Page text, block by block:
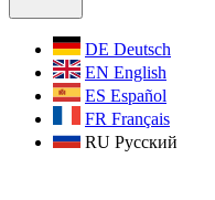
DE Deutsch
EN English
ES Español
FR Français
RU Русский